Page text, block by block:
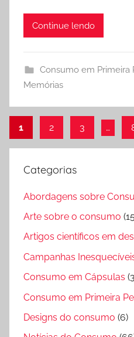
Continue lendo
Consumo em Primeira
Memórias
Paginação
de
posts
1 2 3 …
Categorias
Abordagens sobre
Arte sobre o consumo
Artigos científicos em
Campanhas
Consumo em Cápsulas
Consumo em Primeira
Designs do consumo (6)